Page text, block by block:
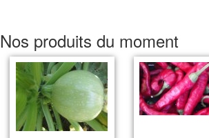
Nos produits du moment